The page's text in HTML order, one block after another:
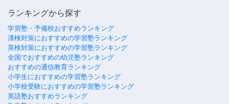
ランキングから探す
学習塾・予備校おすすめランキング
漢検対策におすすめの学習塾ランキング
英検対策におすすめの学習塾ランキング
全国でおすすめの幼児塾ランキング
おすすめの通信教育ランキング
小学生におすすめの学習塾ランキング
小学校受験におすすめの学習塾ランキング
英語塾おすすめランキング